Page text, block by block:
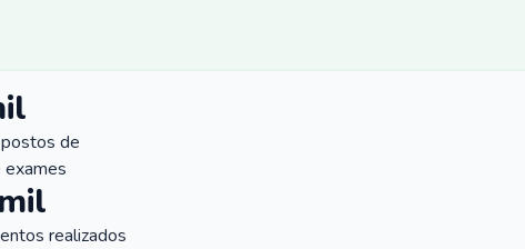
de
realizados